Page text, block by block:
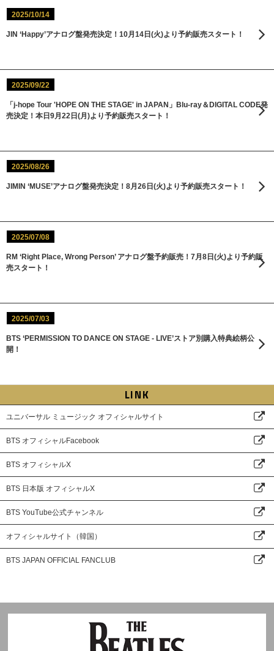
2025/10/14
JIN ‘Happy’アナログ盤発売決定！10月14日(火)より予約販売スタート！
2025/09/22
「j-hope Tour 'HOPE ON THE STAGE' in JAPAN」Blu-ray＆DIGITAL CODE発
売決定！本日9月22日(月)より予約販売スタート！
2025/08/26
JIMIN ‘MUSE’アナログ盤発売決定！8月26日(火)より予約販売スタート！
2025/07/08
RM ‘Right Place, Wrong Person’ アナログ盤予約販売！7月8日(火)より予約販
売スタート！
2025/07/03
BTS ‘PERMISSION TO DANCE ON STAGE - LIVE’ストア別購入特典絵柄公
開！
LINK
ユニバーサル ミュージック オフィシャルサイト
BTS オフィシャルFacebook
BTS オフィシャルX
BTS 日本版 オフィシャルX
BTS YouTube公式チャンネル
オフィシャルサイト（韓国）
BTS JAPAN OFFICIAL FANCLUB